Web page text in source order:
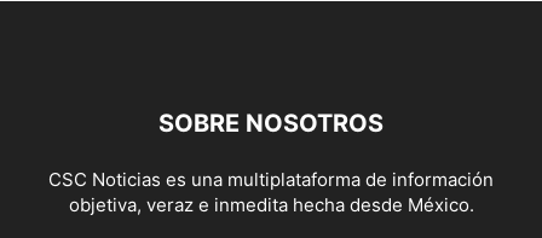
SOBRE NOSOTROS
CSC Noticias es una multiplataforma de información
objetiva, veraz e inmedita hecha desde México.